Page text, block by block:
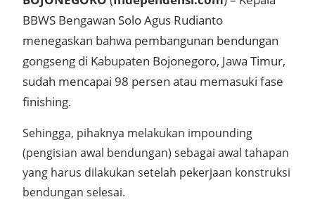
BBWS Bengawan Solo Agus Rudianto
menegaskan bahwa pembangunan bendungan
gongseng di Kabupaten Bojonegoro, Jawa Timur,
sudah mencapai 98 persen atau memasuki fase
finishing.
Sehingga, pihaknya melakukan impounding
(pengisian awal bendungan) sebagai awal tahapan
yang harus dilakukan setelah pekerjaan konstruksi
bendungan selesai.